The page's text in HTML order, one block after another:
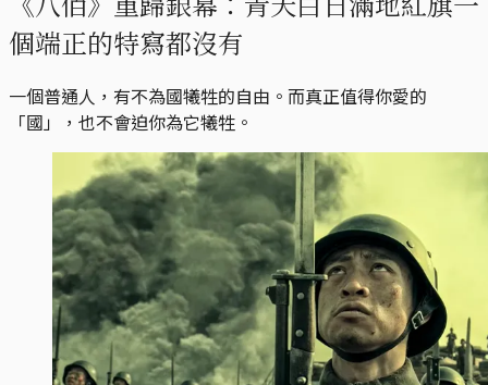
個端正的特寫都沒有
一個普通人，有不為國犧牲的自由。而真正值得你愛的
「國」，也不會迫你為它犧牲。